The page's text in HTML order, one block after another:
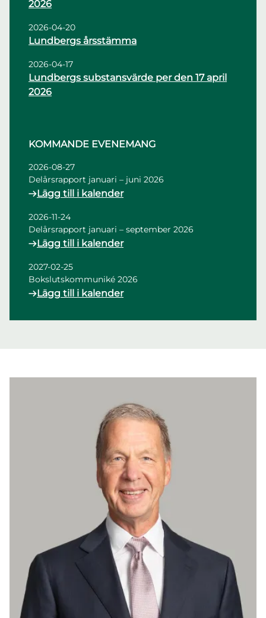
2026
2026-04-20
Lundbergs årsstämma
2026-04-17
Lundbergs substansvärde per den 17 april
2026
KOMMANDE EVENEMANG
2026-08-27
Delårsrapport januari – juni 2026
Lägg till i kalender
2026-11-24
Delårsrapport januari – september 2026
Lägg till i kalender
2027-02-25
Bokslutskommuniké 2026
Lägg till i kalender